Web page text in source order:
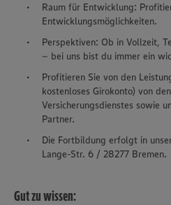
Raum für Entwicklung:
Entwicklungsmöglichkeiten.
Perspektiven: Ob in Vollzeit,
– bei uns bist du immer ein
Profitieren Sie von den
kostenloses Girokonto) von
Versicherungsdienstes sowie
Partner.
Die Fortbildung erfolgt in
Lange-Str. 6 / 28277 Bremen.
Gut zu wissen: